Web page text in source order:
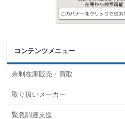
コンテンツメニュー
余剰在庫販売・買取
取り扱いメーカー
緊急調達支援